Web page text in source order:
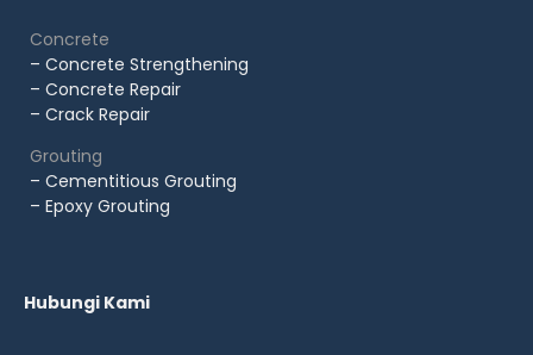
Concrete
– Concrete Strengthening
– Concrete Repair
– Crack Repair
Grouting
– Cementitious Grouting
– Epoxy Grouting
Hubungi Kami